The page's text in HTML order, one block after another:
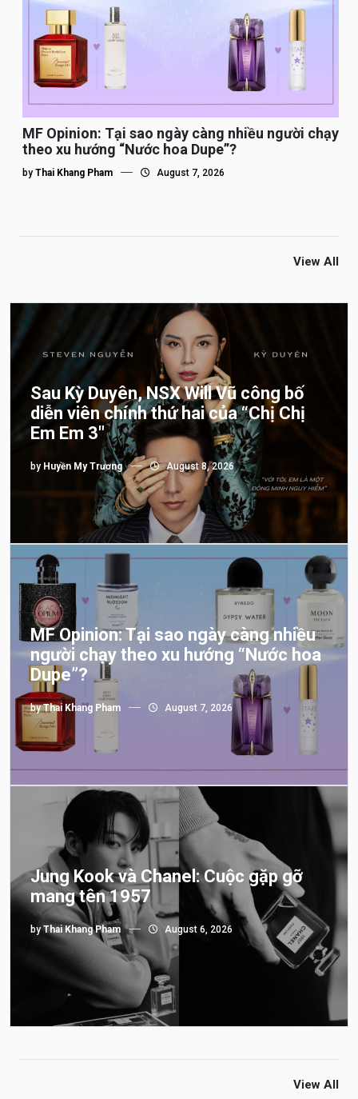
MF Opinion: Tại sao ngày càng nhiều người chạy
theo xu hướng “Nước hoa Dupe”?
by Thai Khang Pham August 7, 2026
View All
Sau Kỳ Duyên, NSX Will Vũ công bố
diễn viên chính thứ hai của “Chị Chị
Em Em 3″
by Huyền My Trương August 8, 2026
MF Opinion: Tại sao ngày càng nhiều
người chạy theo xu hướng “Nước hoa
Dupe”?
byThai Khang Pham August 7, 2026
Jung Kook và Chanel: Cuộc gặp gỡ
mang tên 1957
byThai Khang Pham August 6, 2026
View All